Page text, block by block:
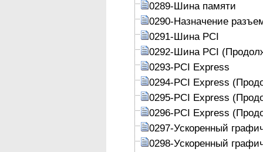
0289-Шина памяти
0290-Назначение
0291-Шина PCI
0292-Шина PCI
0293-PCI Express
0294-PCI Express
0295-PCI Express
0296-PCI Express
0297-Ускоренный
0298-Ускоренный